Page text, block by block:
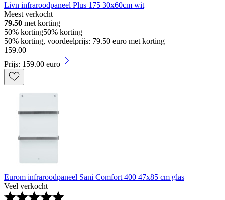
Livn infraroodpaneel Plus 175 30x60cm wit
Meest verkocht
79.50 met korting
50% korting50% korting
50% korting, voordeelprijs: 79.50 euro met korting
159.00
Prijs: 159.00 euro
Eurom infraroodpaneel Sani Comfort 400 47x85 cm glas
Veel verkocht